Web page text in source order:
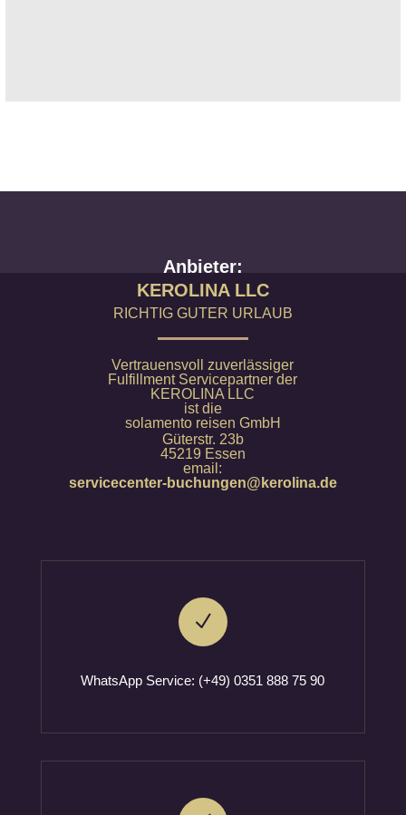
Anbieter:
KEROLINA LLC
RICHTIG GUTER URLAUB
Vertrauensvoll zuverlässiger
Fulfillment Servicepartner der
KEROLINA LLC
ist die
solamento reisen GmbH
Güterstr. 23b
45219 Essen
email:
servicecenter-buchungen@kerolina.de
N
WhatsApp Service: (+49) 0351 888 75 90